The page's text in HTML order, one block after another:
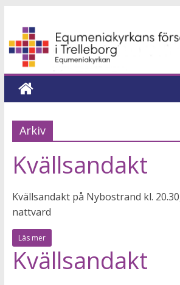
innehåll
församling
i
Trelleborg
kyrka
hela
livet
Arkiv
Kvällsandakt
Kvällsandakt på Nybostrand kl.
nattvard
Läs mer
Kvällsandakt